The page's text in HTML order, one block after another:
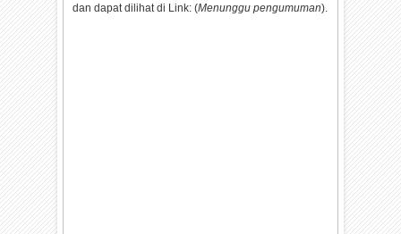
dan dapat dilihat di Link: (Menunggu pengumuman).